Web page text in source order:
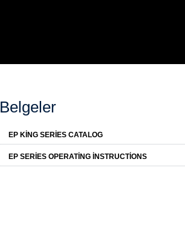
Belgeler
EP KING SERIES CATALOG
EP SERIES OPERATING INSTRUCTIONS